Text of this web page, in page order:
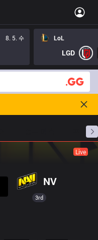
8. 5. 수
LoL
LGD
프로빌
Live
NV
3rd